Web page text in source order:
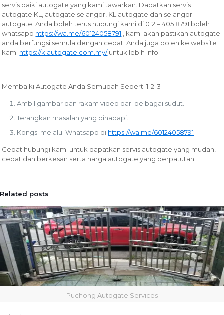
servis baiki autogate yang kami tawarkan. Dapatkan servis
autogate KL, autogate selangor, KL autogate dan selangor
autogate. Anda boleh terus hubungi kami di 012 – 405 8791 boleh
whatsapp https://wa.me/60124058791
, kami akan pastikan autogate
anda berfungsi semula dengan cepat. Anda juga boleh ke website
kami https://klautogate.com.my/ untuk lebih info.
Membaiki Autogate Anda Semudah Seperti 1-2-3
Ambil gambar dan rakam video dari pelbagai sudut.
Terangkan masalah yang dihadapi.
Kongsi melalui Whatsapp di https://wa.me/60124058791
Cepat hubungi kami untuk dapatkan servis autogate yang mudah,
cepat dan berkesan serta harga autogate yang berpatutan.
Related posts
Puchong Autogate Services